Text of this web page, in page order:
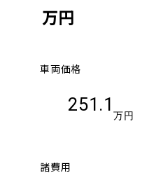
万円
車両価格
251.1
万円
諸費用